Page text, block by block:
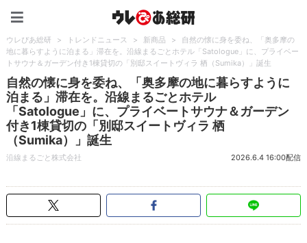
ウレぴあ総研 > トレンドニュース > 新商品 >
自然の懐に身を委ね、「奥多摩の
地に暮らすように泊まる」滞在を。沿線まるごとホテル「Satologue」に、プライベー
トサウナ＆ガーデン付き1棟貸切の「別邸スイートヴィラ 栖（Sumika）」誕生
自然の懐に身を委ね、「奥多摩の地に暮らすように
泊まる」滞在を。沿線まるごとホテル
「Satologue」に、プライベートサウナ＆ガーデン
付き1棟貸切の「別邸スイートヴィラ 栖
（Sumika）」誕生
沿線まるごと株式会社 2026.6.4 16:00配信